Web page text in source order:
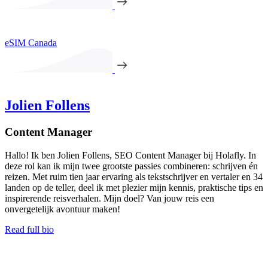
eSIM Canada
Jolien Follens
Content Manager
Hallo! Ik ben Jolien Follens, SEO Content Manager bij Holafly. In
deze rol kan ik mijn twee grootste passies combineren: schrijven én
reizen. Met ruim tien jaar ervaring als tekstschrijver en vertaler en 34
landen op de teller, deel ik met plezier mijn kennis, praktische tips en
inspirerende reisverhalen. Mijn doel? Van jouw reis een
onvergetelijk avontuur maken!
Read full bio